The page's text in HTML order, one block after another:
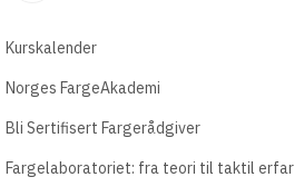
Kurskalender
Norges FargeAkademi
Bli Sertifisert Fargerådgiver
Fargelaboratoriet: fra teori til taktil